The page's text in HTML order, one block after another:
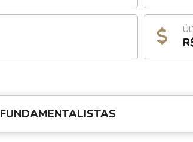
FUNDAMENTALISTAS